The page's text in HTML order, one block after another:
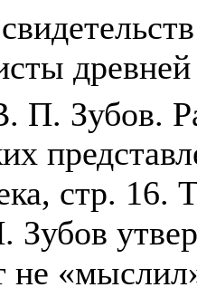
Зубов.
стр. 16.
Зубов
не